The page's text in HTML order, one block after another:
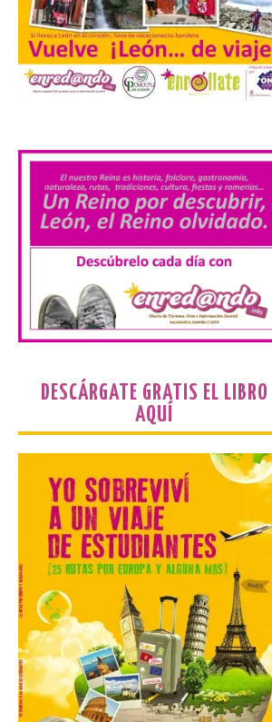
Sol del 12 de agosto
9 Ago 2026
Renfe reforzará servicios
Vasco, además del norte
de Castilla y León. En los principales
núcleos urbanos también se reforzarán
los servicios de Cercanías con mayor
afluencia de pasajeros. La Dirección […]
La Feria Internacional de
Muestras de Asturias
celebra este domingo el
día de León y Astorga
9 Ago 2026
La 69ª edición de la Feria
de Asturias (FIDMA) se
celebra del 1 al 16 de
agosto de 2026 en el
Recinto Ferial de Asturias Luis Adaro de
Gijón. El Recinto Ferial Luis Adaro de
Gijón/Xixón acoge […]
La Comarca de las Cinco
Villas, un lugar ideal para
ver el eclipse solar
9 Ago 2026
DESCÁRGATE GRATIS EL LIBRO
AQUÍ